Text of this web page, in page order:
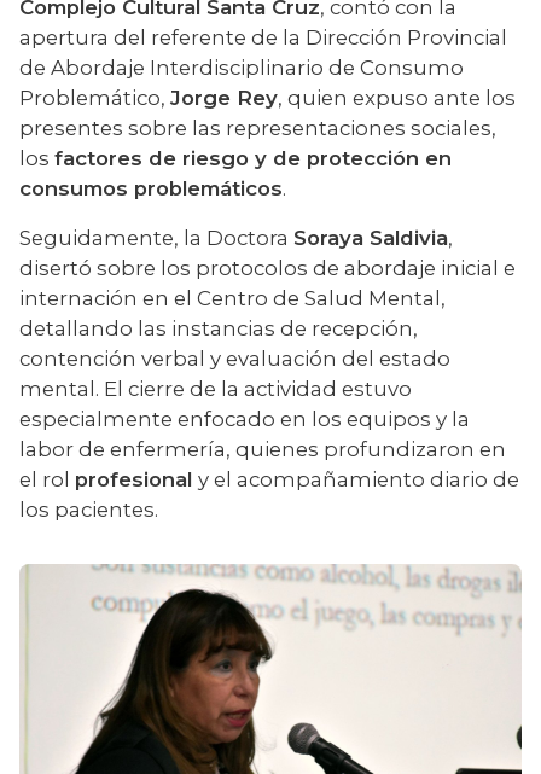
Complejo Cultural Santa Cruz, contó con la
apertura del referente de la Dirección Provincial
de Abordaje Interdisciplinario de Consumo
Problemático, Jorge Rey, quien expuso ante los
presentes sobre las representaciones sociales,
los factores de riesgo y de protección en
consumos problemáticos.
Seguidamente, la Doctora Soraya Saldivia,
disertó sobre los protocolos de abordaje inicial e
internación en el Centro de Salud Mental,
detallando las instancias de recepción,
contención verbal y evaluación del estado
mental. El cierre de la actividad estuvo
especialmente enfocado en los equipos y la
labor de enfermería, quienes profundizaron en
el rol profesional y el acompañamiento diario de
los pacientes.